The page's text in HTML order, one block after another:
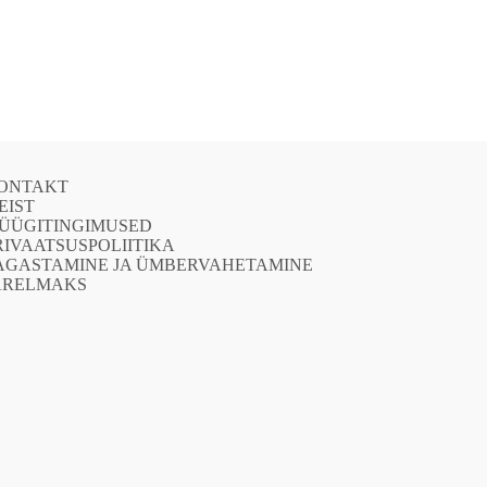
JA ÜMBERVAHETAMINE